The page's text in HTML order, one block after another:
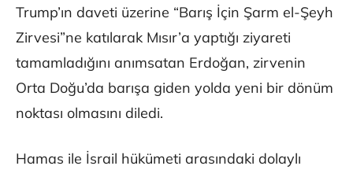
Trump’ın daveti üzerine “Barış İçin Şarm el-Şeyh
Zirvesi”ne katılarak Mısır’a yaptığı ziyareti
tamamladığını anımsatan Erdoğan, zirvenin
Orta Doğu’da barışa giden yolda yeni bir dönüm
noktası olmasını diledi.
Hamas ile İsrail hükümeti arasındaki dolaylı